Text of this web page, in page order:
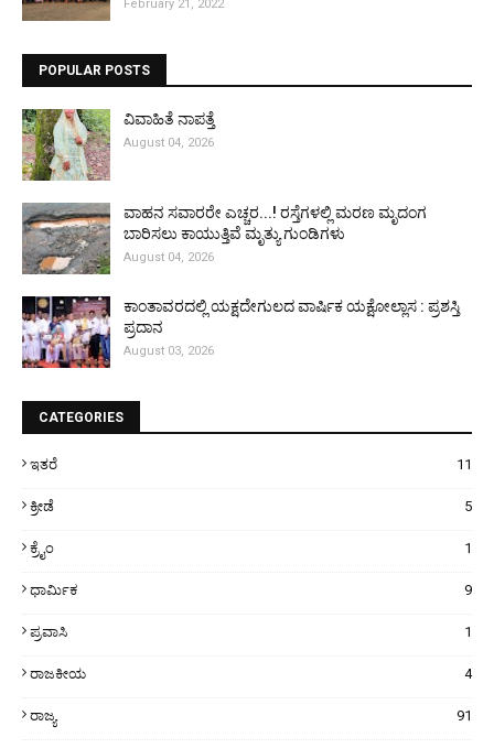
February 21, 2022
POPULAR POSTS
ವಿವಾಹಿತೆ ನಾಪತ್ತೆ
August 04, 2026
ವಾಹನ ಸವಾರರೇ ಎಚ್ಚರ...! ರಸ್ತೆಗಳಲ್ಲಿ ಮರಣ ಮೃದಂಗ
ಬಾರಿಸಲು ಕಾಯುತ್ತಿವೆ ಮೃತ್ಯು ಗುಂಡಿಗಳು
August 04, 2026
ಕಾಂತಾವರದಲ್ಲಿ ಯಕ್ಷದೇಗುಲದ ವಾರ್ಷಿಕ ಯಕ್ಷೋಲ್ಲಾಸ : ಪ್ರಶಸ್ತಿ
ಪ್ರದಾನ
August 03, 2026
CATEGORIES
ಇತರೆ 11
ಕ್ರೀಡೆ 5
ಕ್ರೈಂ 1
ಧಾರ್ಮಿಕ 9
ಪ್ರವಾಸಿ 1
ರಾಜಕೀಯ 4
ರಾಜ್ಯ 91